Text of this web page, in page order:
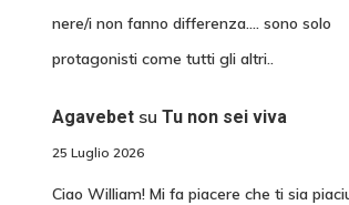
nere/i non fanno differenza.... sono solo
protagonisti come tutti gli altri..
Agavebetsu Tu non sei viva
25 Luglio 2026
Ciao William! Mi fa piacere che ti sia